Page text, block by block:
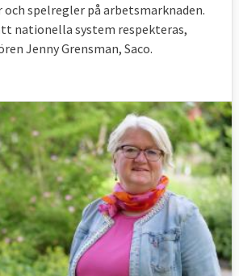
spelregler på arbetsmarknaden.
nationella system respekteras,
Jenny Grensman, Saco.